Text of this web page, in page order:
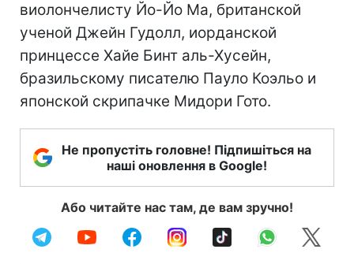
виолончелисту Йо-Йо Ма, британской
ученой Джейн Гудолл, иорданской
принцессе Хайе Бинт аль-Хусейн,
бразильскому писателю Пауло Коэльо и
японской скрипачке Мидори Гото.
Не пропустіть головне! Підпишіться на
наші оновлення в Google!
Або читайте нас там, де вам зручно!